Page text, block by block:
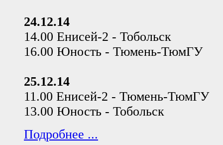
24.12.14
14.00 Енисей-2 - Тобольск
16.00 Юность - Тюмень-ТюмГУ
25.12.14
11.00 Енисей-2 - Тюмень-ТюмГУ
13.00 Юность - Тобольск
Подробнее ...